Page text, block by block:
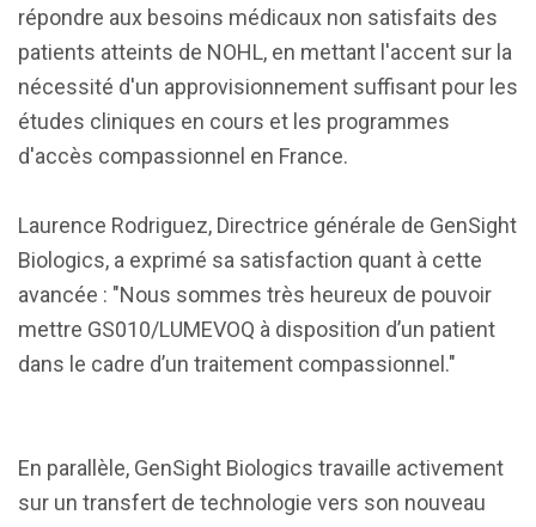
répondre aux besoins médicaux non satisfaits des
patients atteints de NOHL, en mettant l'accent sur la
nécessité d'un approvisionnement suffisant pour les
études cliniques en cours et les programmes
d'accès compassionnel en France.
Laurence Rodriguez, Directrice générale de GenSight
Biologics, a exprimé sa satisfaction quant à cette
avancée : "Nous sommes très heureux de pouvoir
mettre GS010/LUMEVOQ à disposition d’un patient
dans le cadre d’un traitement compassionnel."
En parallèle, GenSight Biologics travaille activement
sur un transfert de technologie vers son nouveau